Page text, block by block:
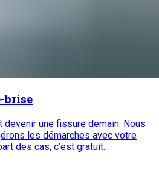
brise
devenir une fissure demain. Nous
les démarches avec votre
des cas, c’est gratuit.